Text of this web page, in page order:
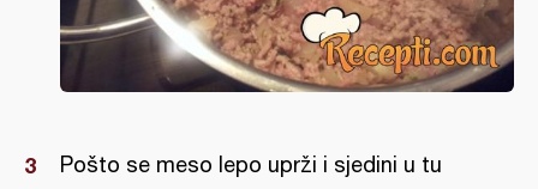
Pošto se meso lepo uprži i sjedini u tu